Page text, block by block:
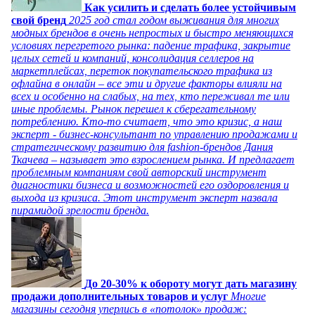
Как усилить и сделать более устойчивым
свой бренд 2025 год стал годом выживания для многих
модных брендов в очень непростых и быстро меняющихся
условиях перегретого рынка: падение трафика, закрытие
целых сетей и компаний, консолидация селлеров на
маркетплейсах, переток покупательского трафика из
офлайна в онлайн – все эти и другие факторы влияли на
всех и особенно на слабых, на тех, кто переживал те или
иные проблемы. Рынок перешел к сберегательному
потреблению. Кто-то считает, что это кризис, а наш
эксперт - бизнес-консультант по управлению продажами и
стратегическому развитию для fashion-брендов Дания
Ткачева – называет это взрослением рынка. И предлагает
проблемным компаниям свой авторский инструмент
диагностики бизнеса и возможностей его оздоровления и
выхода из кризиса. Этот инструмент эксперт назвала
пирамидой зрелости бренда.
До 20-30% к обороту могут дать магазину
продажи дополнительных товаров и услуг Многие
магазины сегодня уперлись в «потолок» продаж: